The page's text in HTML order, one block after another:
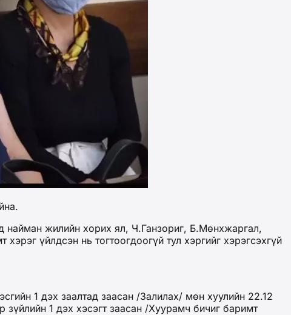
найман жилийн хорих ял, Ч.Ганзориг, Б.Мөнхжаргал,
үйлдсэн нь тогтоогдоогүй тул хэргийг хэрэгсэхгүй
1 дэх заалтад заасан /Залилах/ мөн хуулийн 22.12
зүйлийн 1 дэх хэсэгт заасан /Хуурамч бичиг баримт